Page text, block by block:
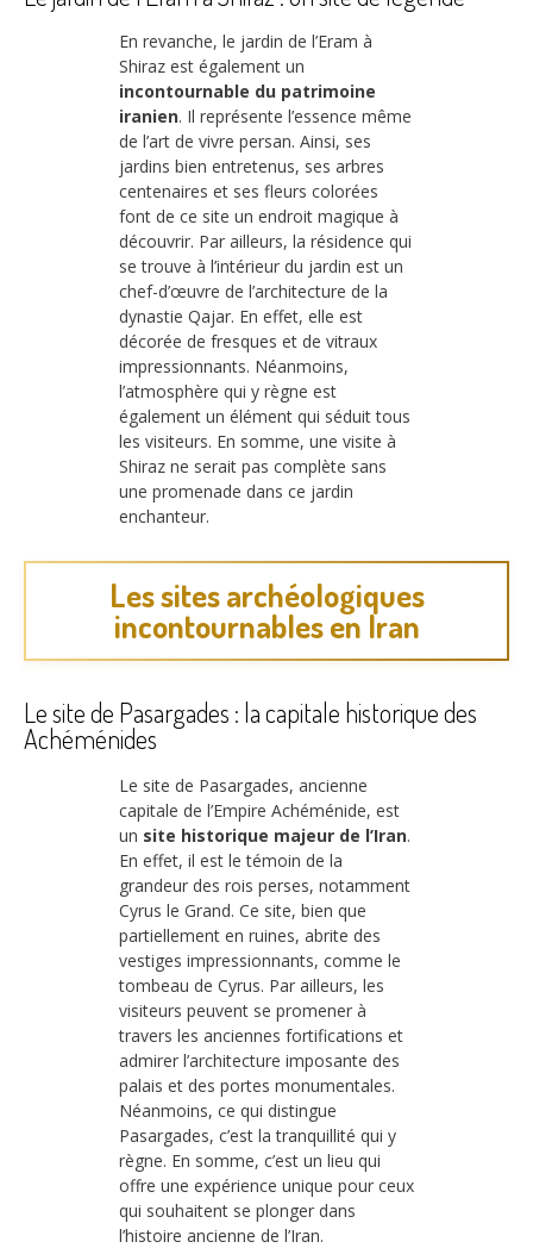
En revanche, le jardin de l’Eram à
Shiraz est également un
incontournable du patrimoine
iranien. Il représente l’essence même
de l’art de vivre persan. Ainsi, ses
jardins bien entretenus, ses arbres
centenaires et ses fleurs colorées
font de ce site un endroit magique à
découvrir. Par ailleurs, la résidence qui
se trouve à l’intérieur du jardin est un
chef-d’œuvre de l’architecture de la
dynastie Qajar. En effet, elle est
décorée de fresques et de vitraux
impressionnants. Néanmoins,
l’atmosphère qui y règne est
également un élément qui séduit tous
les visiteurs. En somme, une visite à
Shiraz ne serait pas complète sans
une promenade dans ce jardin
enchanteur.
Les sites archéologiques
incontournables en Iran
Le site de Pasargades : la capitale historique des
Achéménides
Le site de Pasargades, ancienne
capitale de l’Empire Achéménide, est
un site historique majeur de l’Iran.
En effet, il est le témoin de la
grandeur des rois perses, notamment
Cyrus le Grand. Ce site, bien que
partiellement en ruines, abrite des
vestiges impressionnants, comme le
tombeau de Cyrus. Par ailleurs, les
visiteurs peuvent se promener à
travers les anciennes fortifications et
admirer l’architecture imposante des
palais et des portes monumentales.
Néanmoins, ce qui distingue
Pasargades, c’est la tranquillité qui y
règne. En somme, c’est un lieu qui
offre une expérience unique pour ceux
qui souhaitent se plonger dans
l’histoire ancienne de l’Iran.